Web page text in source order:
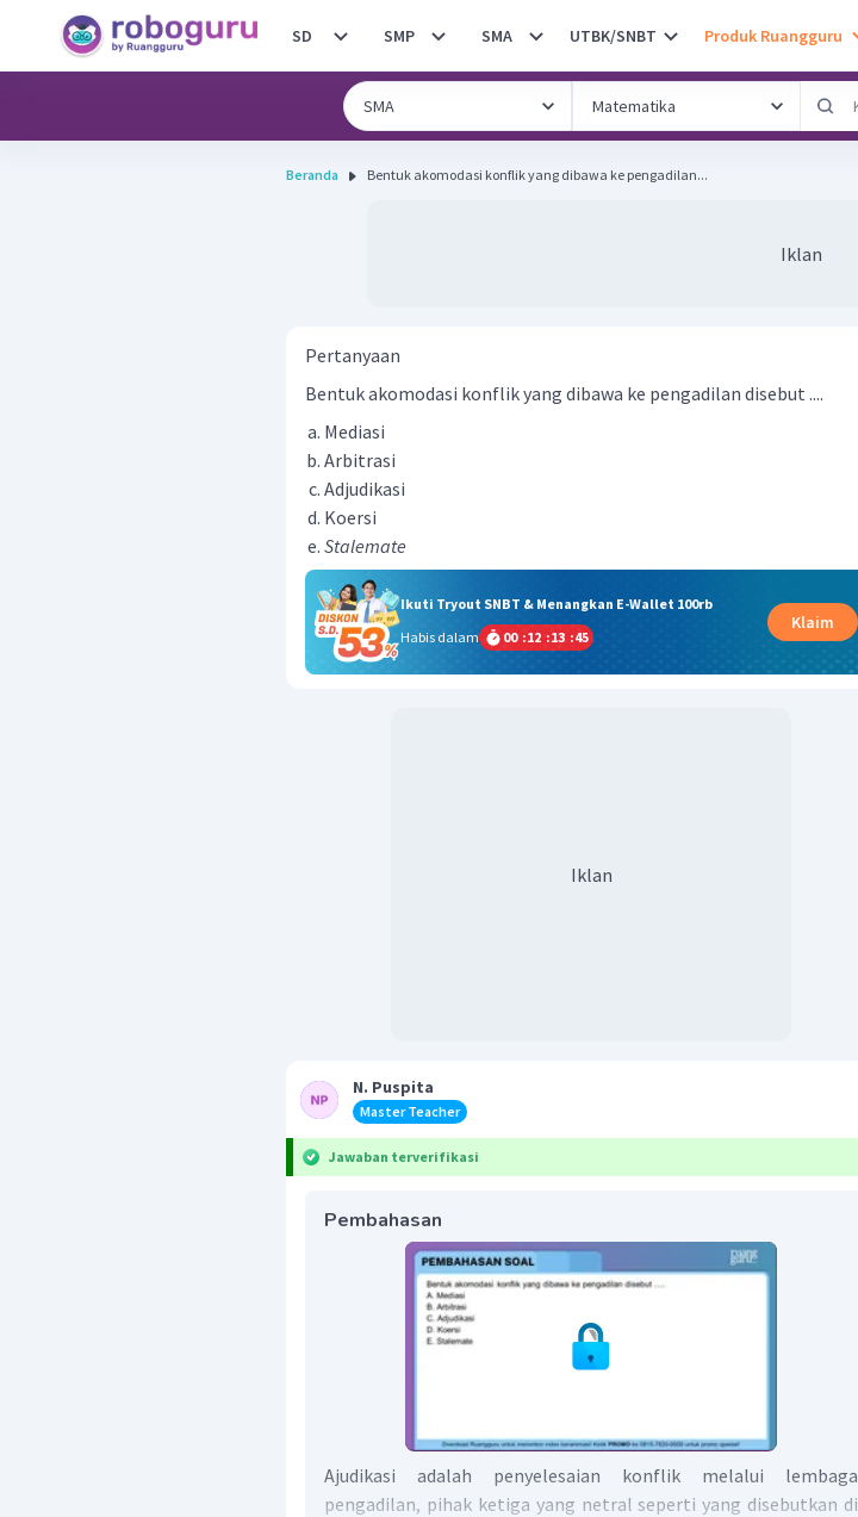
SD SMP SMA UTBK/SNBT Produk Ruangguru
Beranda Bentuk akomodasi konflik yang dibawa ke pengadilan...
Iklan
Pertanyaan
Bentuk akomodasi konflik yang dibawa ke pengadilan disebut ....
Mediasi
Arbitrasi
Adjudikasi
Koersi
Stalemate
Ikuti Tryout SNBT & Menangkan E-Wallet 100rb
Habis dalam
00 :12 :13 :44
Klaim
Iklan
N. Puspita
Master Teacher
Jawaban terverifikasi
Pembahasan
Ajudikasi adalah penyelesaian konflik melalui lembaga
pengadilan, pihak ketiga yang netral seperti yang disebutkan di